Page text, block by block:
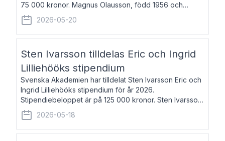
75 000 kronor. Magnus Olausson, född 1956 och
bosatt i Stockholm, är konstvetare, museiman och
hovman. Han disputerade 1993 vid Uppsala un
2026-05-20
Sten Ivarsson tilldelas Eric och Ingrid
Lilliehööks stipendium
Svenska Akademien har tilldelat Sten Ivarsson Eric och
Ingrid Lilliehööks stipendium för år 2026.
Stipendiebeloppet är på 125 000 kronor. Sten Ivarsson,
född 1979, är mediateksamordnare vid
Söderslättsgymnasiet i Trelleborg. Här har han på
2026-05-18